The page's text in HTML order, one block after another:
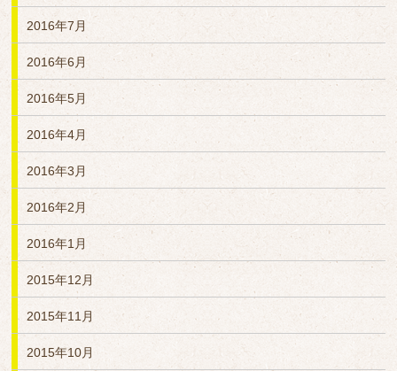
2016年7月
2016年6月
2016年5月
2016年4月
2016年3月
2016年2月
2016年1月
2015年12月
2015年11月
2015年10月